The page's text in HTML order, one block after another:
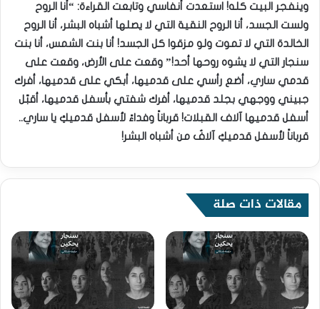
وينفجر البيت كله! استعدت أنفاسي وتابعت القراءة: “أنا الروح
ولست الجسد، أنا الروح النقية التي لا يصلها أشباه البشر، أنا الروح
الخالدة التي لا تموت ولو مزقوا كل الجسد! أنا بنت الشمس، أنا بنت
سنجار التي لا يشوه روحها أحد!” وقعت على الأرض، وقعت على
قدمي ساري، أضع رأسي على قدميها، أبكي على قدميها، أفرك
جبيني ووجهي بجلد قدميها، أفرك شفتي بأسفل قدميها، أقبّل
أسفل قدميها آلاف القبلات! قرباناً وفداءً لأسفل قدميكِ يا ساري..
قرباناً لأسفل قدميكِ آلافٌ من أشباه البشر!
مقالات ذات صلة